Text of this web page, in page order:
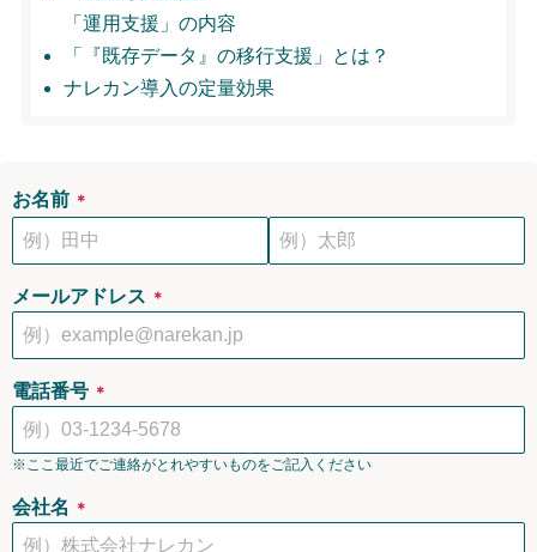
「運用支援」の内容
「『既存データ』の移行支援」とは？
ナレカン導入の定量効果
お名前 ＊
メールアドレス ＊
電話番号 ＊
※ここ最近でご連絡がとれやすいものをご記入ください
会社名 ＊